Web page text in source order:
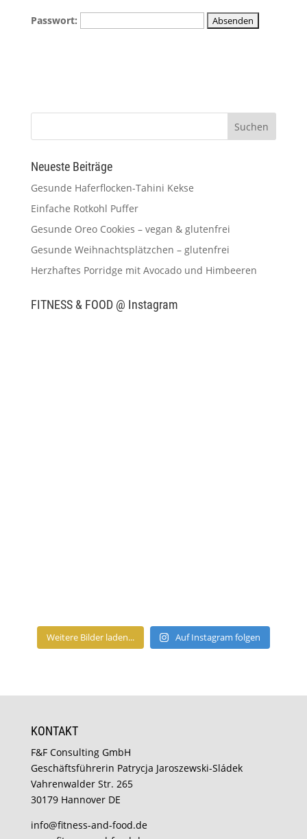
Passwort:
Neueste Beiträge
Gesunde Haferflocken-Tahini Kekse
Einfache Rotkohl Puffer
Gesunde Oreo Cookies – vegan & glutenfrei
Gesunde Weihnachtsplätzchen – glutenfrei
Herzhaftes Porridge mit Avocado und Himbeeren
FITNESS & FOOD @ Instagram
Weitere Bilder laden... Auf Instagram folgen
KONTAKT
F&F Consulting GmbH
Geschäftsführerin Patrycja Jaroszewski-Sládek
Vahrenwalder Str. 265
30179 Hannover DE
info@fitness-and-food.de